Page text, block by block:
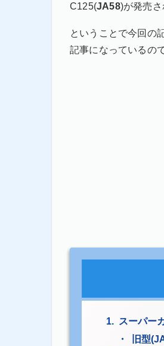
C125(JA58)が発売
ということで今回の
記事になっているの
スーパー
旧型